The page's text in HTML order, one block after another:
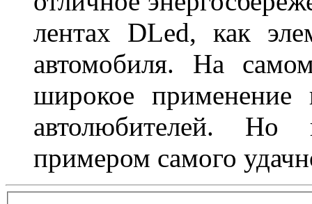
лентах DLed, как
автомобиля. На
широкое
автолюбителей. Но
примером самого